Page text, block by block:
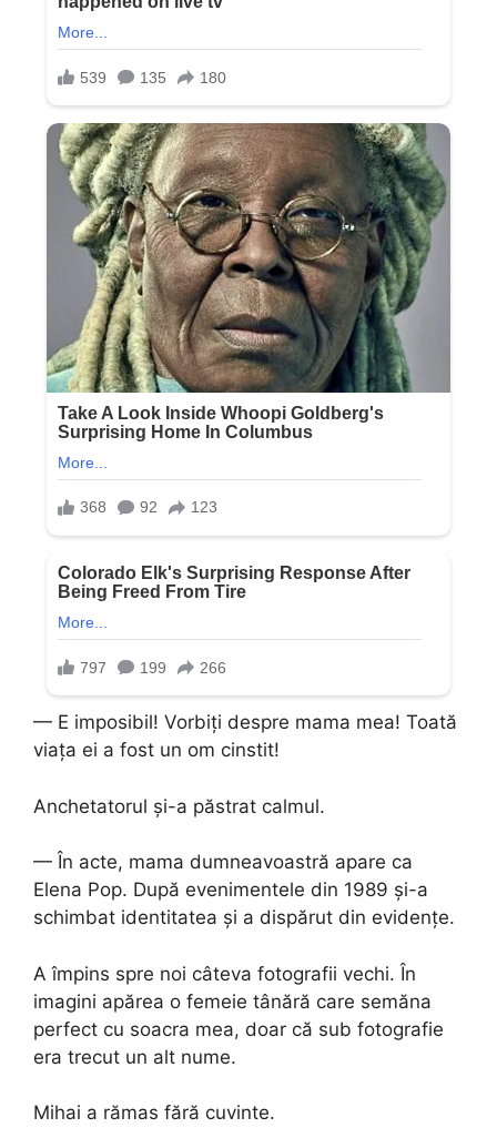
— E imposibil! Vorbiți despre mama mea! Toată
viața ei a fost un om cinstit!
Anchetatorul și-a păstrat calmul.
— În acte, mama dumneavoastră apare ca
Elena Pop. După evenimentele din 1989 și-a
schimbat identitatea și a dispărut din evidențe.
A împins spre noi câteva fotografii vechi. În
imagini apărea o femeie tânără care semăna
perfect cu soacra mea, doar că sub fotografie
era trecut un alt nume.
Mihai a rămas fără cuvinte.